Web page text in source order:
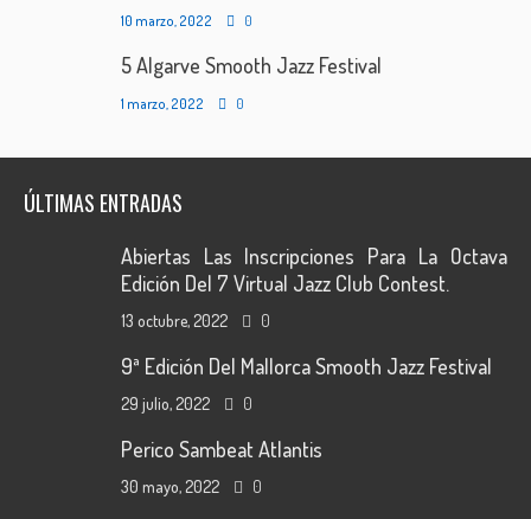
10 marzo, 2022 0
5 Algarve Smooth Jazz Festival
1 marzo, 2022 0
ÚLTIMAS ENTRADAS
Abiertas Las Inscripciones Para La Octava
Edición Del 7 Virtual Jazz Club Contest.
13 octubre, 2022 0
9ª Edición Del Mallorca Smooth Jazz Festival
29 julio, 2022 0
Perico Sambeat Atlantis
30 mayo, 2022 0